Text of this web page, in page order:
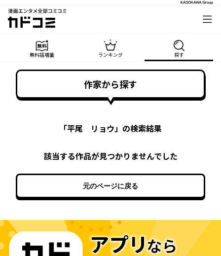
漫画エンタメ全部コミコミ
カドコミ
無料話増量 ランキング 探す
作家から探す
「平尾 リョウ」の検索結果
該当する作品が見つかりませんでした
元のページに戻る